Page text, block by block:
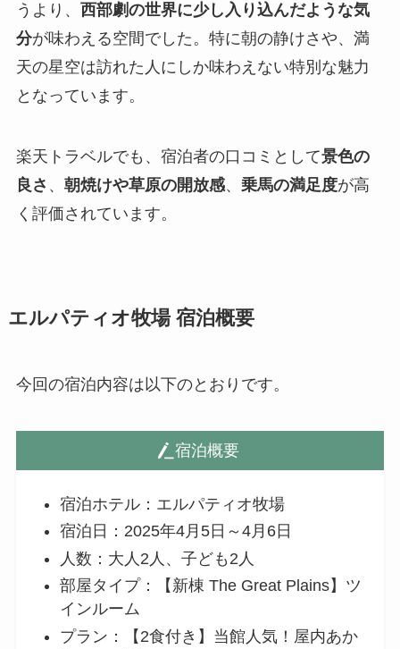
うより、 西部劇の世界に少し入り込んだような気
分が味わえる空間でした。特に朝の静けさや、満
天の星空は訪れた人にしか味わえない特別な魅力
となっています。
楽天トラベルでも、宿泊者の口コミとして景色の
良さ 、 朝焼けや草原の開放感、 乗馬の満足度が高
く評価されています。
エルパティオ牧場 宿泊概要
今回の宿泊内容は以下のとおりです。
宿泊概要
宿泊ホテル：エルパティオ牧場
宿泊日：2025年4月5日～4月6日
人数：大人2人、子ども2人
部屋タイプ：【新棟 The Great Plains】ツ
インルーム
プラン：【2食付き】当館人気！屋内あか